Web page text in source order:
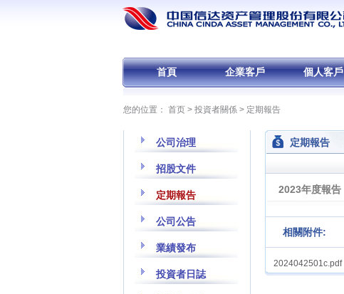
首頁 企業客戶 個人客戶
您的位置： 首页> 投資者關係> 定期報告
公司治理
招股文件
定期報告
公司公告
業績發布
投資者日誌
定期報告
2023年度報告
相關附件:
2024042501c.pdf